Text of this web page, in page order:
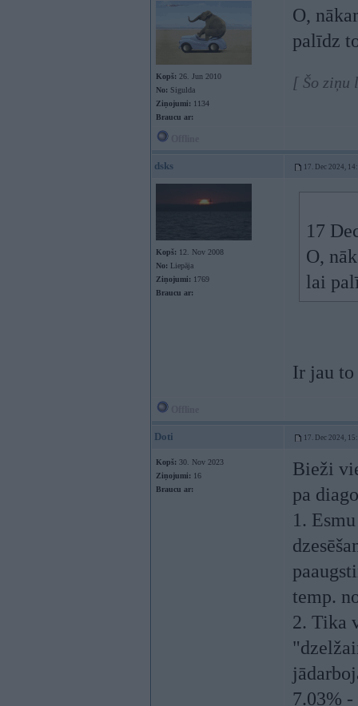
Kopš: 26. Jun 2010
No: Sigulda
Ziņojumi: 1134
Braucu ar:
O,
palīdz
[ Šo ziņu
dsks 17. Dec 2024,
Kopš: 12. Nov 2008
No: Liepāja
Ziņojumi: 1769
Braucu ar:
17
O,
lai
Ir jau to
Doti 17. Dec 2024,
Kopš: 30. Nov 2023
Ziņojumi: 16
Braucu ar:
Bieži
pa
1.
temp.
2. Tika
7.03%